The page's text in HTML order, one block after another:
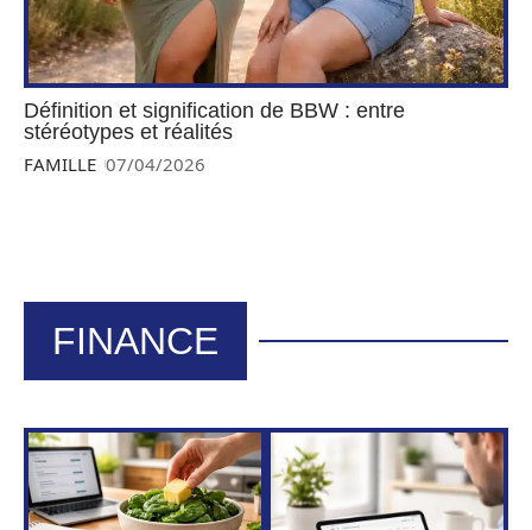
Définition et signification de BBW : entre
stéréotypes et réalités
FAMILLE 07/04/2026
FINANCE